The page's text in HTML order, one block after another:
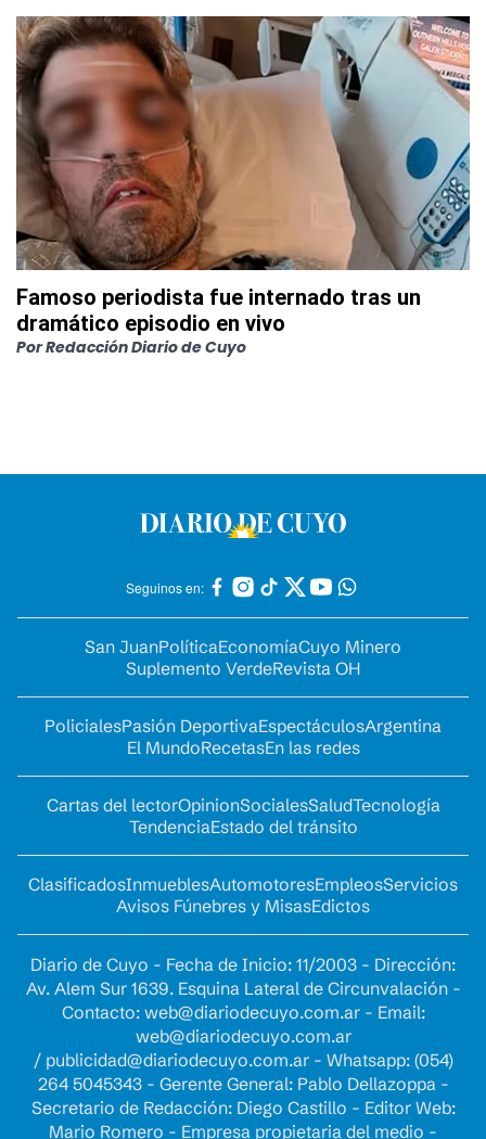
Famoso periodista fue internado tras un
dramático episodio en vivo
PorRedacción Diario de Cuyo
Seguinos en:
San JuanPolíticaEconomíaCuyo Minero
Suplemento VerdeRevista OH
PolicialesPasión DeportivaEspectáculosArgentina
El MundoRecetasEn las redes
Cartas del lectorOpinionSocialesSaludTecnología
TendenciaEstado del tránsito
ClasificadosInmueblesAutomotoresEmpleosServicios
Avisos Fúnebres y MisasEdictos
Diario de Cuyo - Fecha de Inicio: 11/2003 - Dirección:
Av. Alem Sur 1639. Esquina Lateral de Circunvalación -
Contacto: web@diariodecuyo.com.ar- Email:
web@diariodecuyo.com.ar
/ publicidad@diariodecuyo.com.ar- Whatsapp: (054)
264 5045343 - Gerente General: Pablo Dellazoppa -
Secretario de Redacción: Diego Castillo - Editor Web:
Mario Romero - Empresa propietaria del medio -